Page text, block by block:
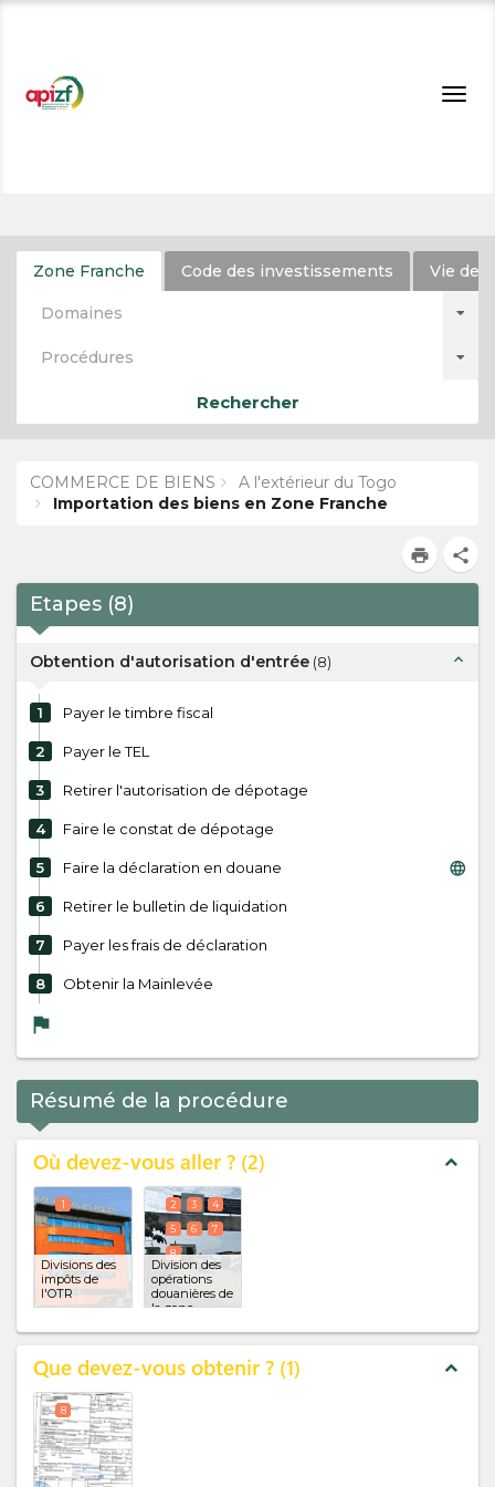
Zone Franche Code des investissements Vie de
Domaines
Procédures
Rechercher
COMMERCE DE BIENS
A l'extérieur du Togo
Importation des biens en Zone Franche
print share
Etapes (8)
Obtention d'autorisation d'entrée (8) expand_less
1 Payer le timbre fiscal
2 Payer le TEL
3 Retirer l'autorisation de dépotage
4 Faire le constat de dépotage
5 Faire la déclaration en douane language
6 Retirer le bulletin de liquidation
7 Payer les frais de déclaration
8 Obtenir la Mainlevée
flag
Résumé de la procédure
Où devez-vous aller ? 2 expand_less
Divisions des
impôts de
l'OTR
1
Division des
opérations
douanières de
la zone
2 3
4
5
6
7
8
Que devez-vous obtenir ? 1 expand_less
8